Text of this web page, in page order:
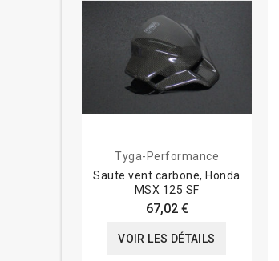
Tyga-Performance
Saute vent carbone, Honda
MSX 125 SF
67,02 €
VOIR LES DÉTAILS